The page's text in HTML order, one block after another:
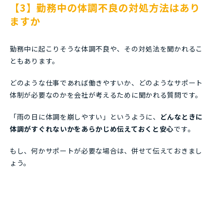
【3】勤務中の体調不良の対処方法はあり
ますか
勤務中に起こりそうな体調不良や、その対処法を聞かれるこ
ともあります。
どのような仕事であれば働きやすいか、どのようなサポート
体制が必要なのかを会社が考えるために聞かれる質問です。
「雨の日に体調を崩しやすい」というように、 どんなときに
体調がすぐれないかをあらかじめ伝えておくと安心です。
もし、何かサポートが必要な場合は、併せて伝えておきまし
ょう。